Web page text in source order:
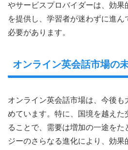
やサービスプロバイダーは、効果
を提供し、学習者が迷わずに進ん
必要があります。
オンライン英会話市場の
オンライン英会話市場は、今後
めています。特に、国境を越えた
ることで、需要は増加の一途をた
ジーのさらなる進化により、効果